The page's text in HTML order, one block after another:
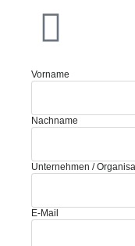
Vorname
Nachname
Unternehmen /
E-Mail